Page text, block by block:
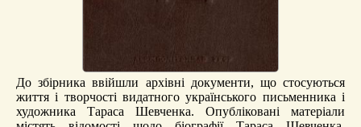
До збірника ввійшли архівні документи, що стосуються
життя і творчості видатного українського письменника і
художника Тараса Шевченка. Опубліковані матеріали